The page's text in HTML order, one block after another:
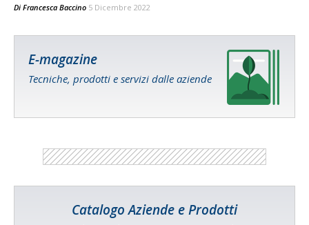
Di Francesca Baccino 5 Dicembre 2022
E-magazine
Tecniche, prodotti e servizi dalle aziende
Catalogo Aziende e Prodotti